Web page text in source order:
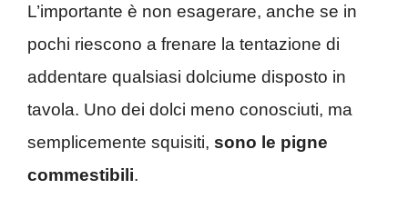
L’importante è non esagerare, anche se in
pochi riescono a frenare la tentazione di
addentare qualsiasi dolciume disposto in
tavola. Uno dei dolci meno conosciuti, ma
semplicemente squisiti, sono le pigne
commestibili.